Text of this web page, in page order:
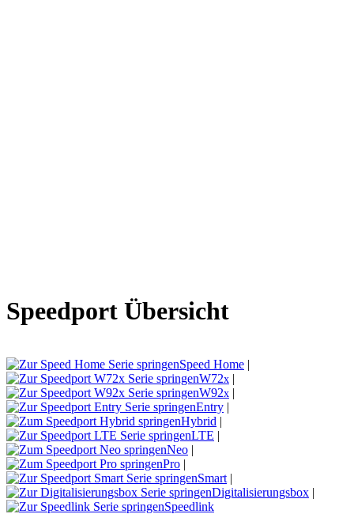
Speedport Übersicht
Speed Home |
W72x |
W92x |
Entry |
Hybrid |
LTE |
Neo |
Pro |
Smart |
Digitalisierungsbox |
Speedlink